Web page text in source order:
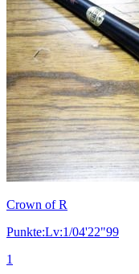
Crown of R
Punkte:Lv:1/04'22"99
1